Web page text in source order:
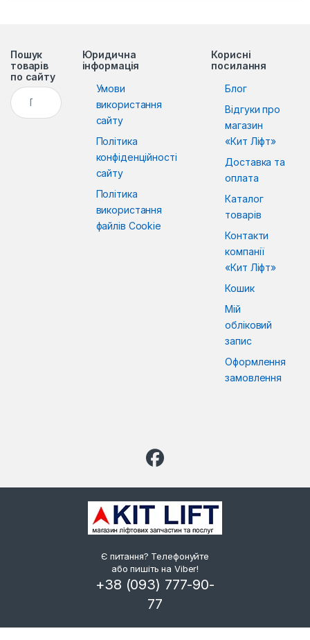
Пошук
товарів
по сайту
Пошук:
Юридична
інформація
Умови
використання
сайту
Політика
конфіденційності
сайту
Політика
використання
файлів Cookie
Корисні
посилання
Блог
Відгуки про
магазин
«Кит Ліфт»
Доставка та
оплата
Каталог
товарів
Контакти
компанії
«Кит Ліфт»
Кошик
Мій
обліковий
запис
Оформлення
замовлення
Є питання? Телефонуйте
або пишіть на Viber!
+38 (093) 777-90-
77